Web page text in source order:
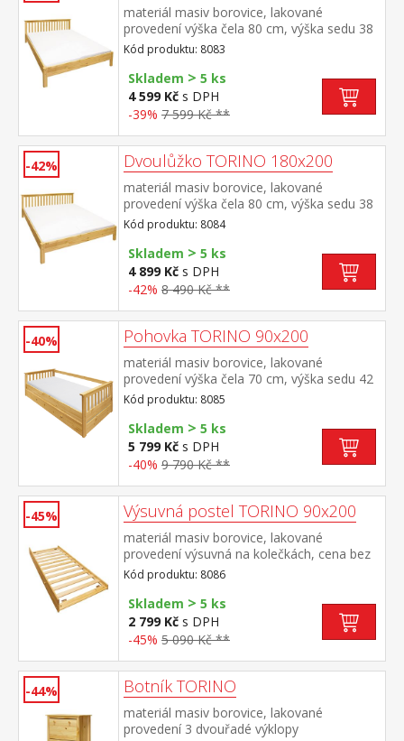
materiál masiv borovice, lakované
provedení výška čela 80 cm, výška sedu 38
cm, cena bez roštu a matrace minimální
doporučená výška matrace 15 cm
doporučený rozměr matrace 160 × 200 cm
nebo 2 kusy 80 × 200 cm a rošt R2
doporučená nosnost do 120 kg na každé
Kód produktu: 8083
Skladem > 5 ks
4 599 Kč s DPH
-39% 7 599 Kč **
-42% Dvoulůžko TORINO 180x200
materiál masiv borovice, lakované
provedení výška čela 80 cm, výška sedu 38
cm, cena bez roštu a matrace minimální
doporučená výška matrace 15
cm doporučený rozměr matrace 180 × 200
cm nebo 2 kusy 90 × 200 cm a rošt R4
nebo 2 kusy R1 doporučená nosnost do
Kód produktu: 8084
Skladem > 5 ks
4 899 Kč s DPH
-42% 8 490 Kč **
-40% Pohovka TORINO 90x200
materiál masiv borovice, lakované
provedení výška čela 70 cm, výška sedu 42
cm, cena bez roštu a matrace minimální
doporučená výška matrace 15
cm doporučený rozměr matrace 90 × 200
cm a rošt R1 k pohovce možno dokoupit
výsuvnou přistýlku TORINO 8086 nebo
Kód produktu: 8085
Skladem > 5 ks
5 799 Kč s DPH
-40% 9 790 Kč **
-45% Výsuvná postel TORINO 90x200
materiál masiv borovice, lakované
provedení výsuvná na kolečkách, cena bez
matrace maximální doporučená výška
matrace 14 cm doporučený rozměr
matrace 90 × 200 cm vhodná jako výsuvná
přistýlka k pohovce TORINO 8085 nebo k
jednolůžku JANA ID30400225
Kód produktu: 8086
Skladem > 5 ks
2 799 Kč s DPH
-45% 5 090 Kč **
-44% Botník TORINO
materiál masiv borovice, lakované
provedení 3 dvouřadé výklopy